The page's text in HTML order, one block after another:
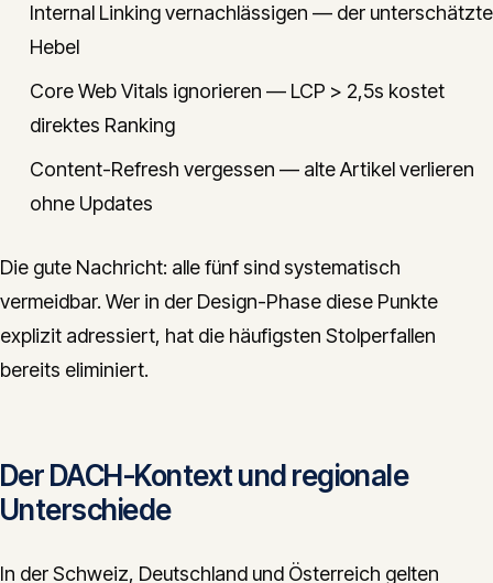
Internal Linking vernachlässigen — der unterschätzte
Hebel
Core Web Vitals ignorieren — LCP > 2,5s kostet
direktes Ranking
Content-Refresh vergessen — alte Artikel verlieren
ohne Updates
Die gute Nachricht: alle fünf sind systematisch
vermeidbar. Wer in der Design-Phase diese Punkte
explizit adressiert, hat die häufigsten Stolperfallen
bereits eliminiert.
Der DACH-Kontext und regionale
Unterschiede
In der Schweiz, Deutschland und Österreich gelten